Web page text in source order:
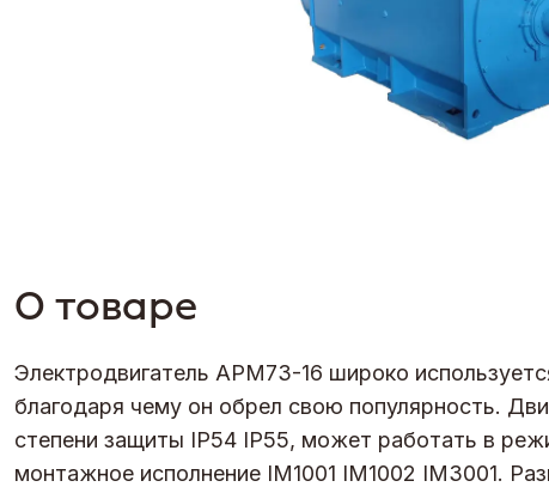
О товаре
Электродвигатель АРМ73-16 широко
благодаря чему он обрел свою популярность.
степени защиты IP54 IP55, может работать в
монтажное исполнение IM1001 IM1002 IM3001.